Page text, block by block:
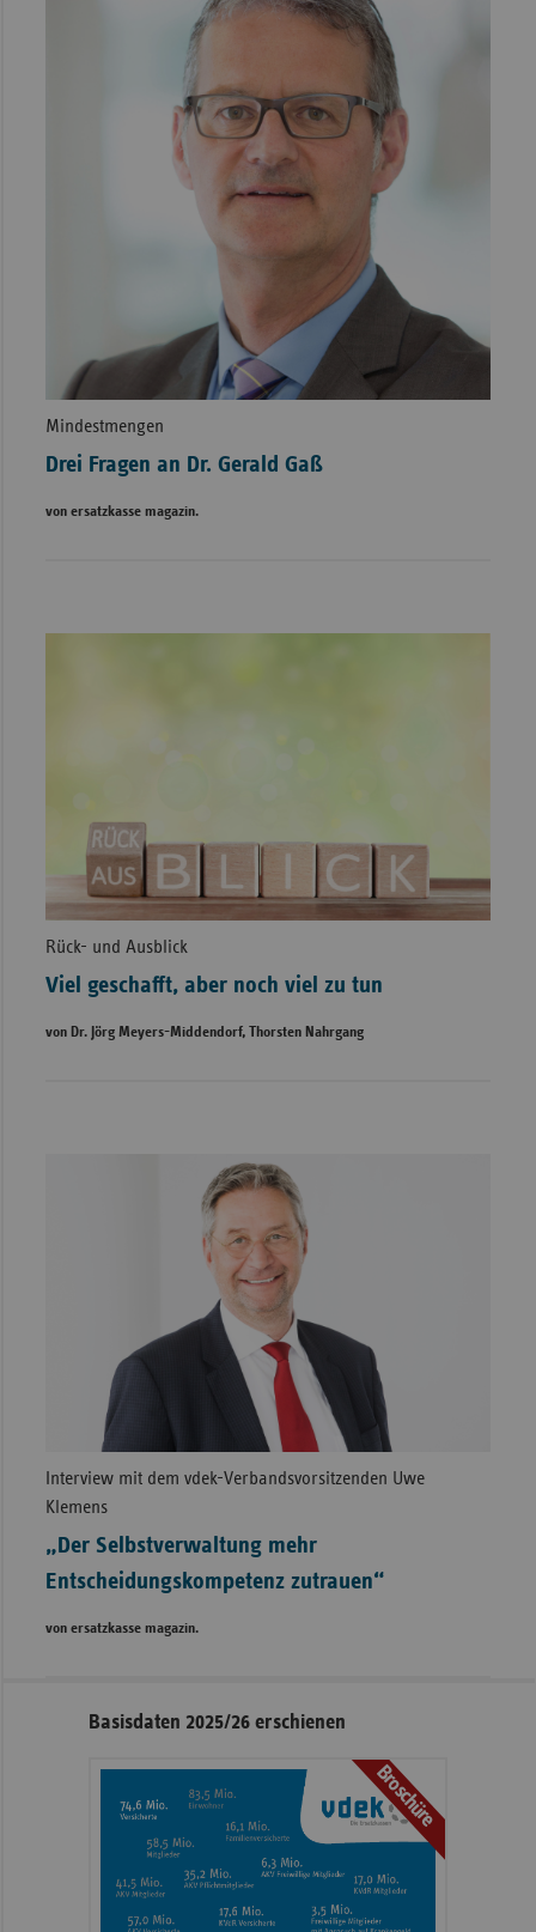
Mindestmengen
Drei Fragen an Dr. Gerald Gaß
von ersatzkasse magazin.
Rück- und Ausblick
Viel geschafft, aber noch viel zu tun
von Dr. Jörg Meyers-Middendorf, Thorsten Nahrgang
Interview mit dem vdek-Verbandsvorsitzenden Uwe
Klemens
„Der Selbstverwaltung mehr
Entscheidungskompetenz zutrauen“
von ersatzkasse magazin.
Seitennavigation
Seitenleiste
Informationen
Basisdaten 2025/26 erschienen
Broschüre